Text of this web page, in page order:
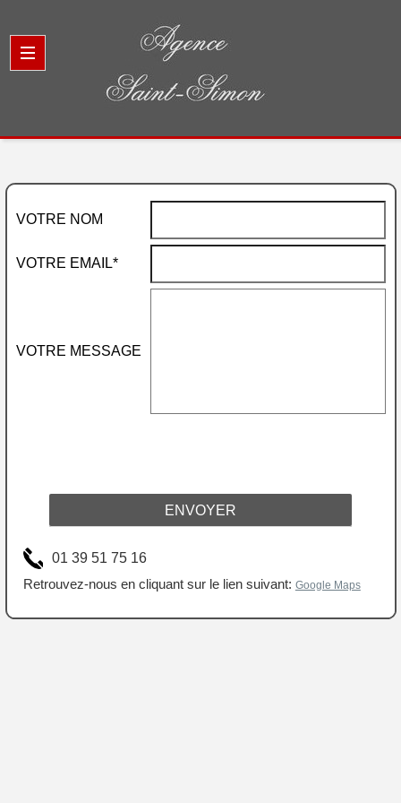
VOTRE NOM
VOTRE EMAIL*
VOTRE MESSAGE
ENVOYER
01 39 51 75 16
Retrouvez-nous en cliquant sur le lien suivant: Google Maps